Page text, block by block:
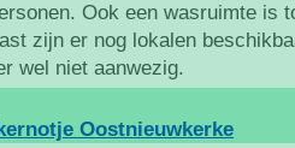
Ook een wasruimte is
zijn er nog lokalen
wel niet aanwezig.
Oostnieuwkerke